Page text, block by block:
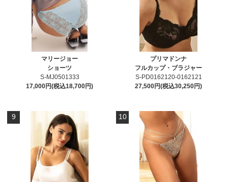
マリージョー
ショーツ
S-MJ0501333
17,000円(税込18,700円)
プリマドンナ
フルカップ・ブラジャー
S-PD0162120-0162121
27,500円(税込30,250円)
9 10